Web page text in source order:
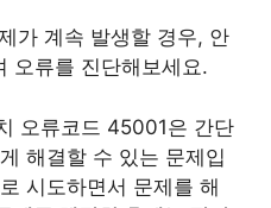
가 계속 발생할 경우, 안
오류를 진단해보세요.
오류코드 45001은 간단
해결할 수 있는 문제입
시도하면서 문제를 해